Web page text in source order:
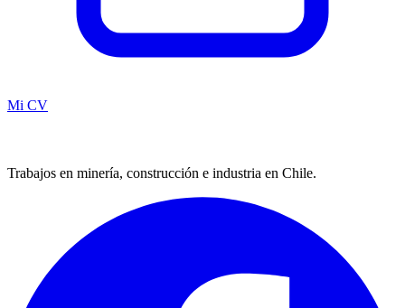
Mi CV
Trabajos en minería, construcción e industria en Chile.